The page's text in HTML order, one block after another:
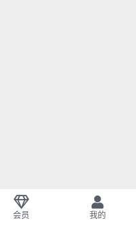
会员 我的